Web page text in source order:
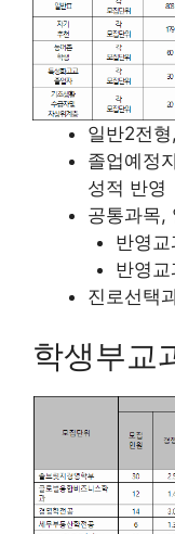
일반2전
졸업예정
성적 반영
공통과목,
반영
반영
진로선택
학생부교